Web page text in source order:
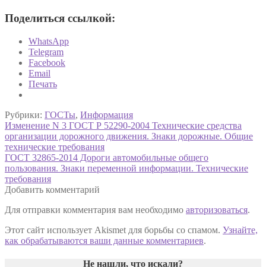
Поделиться ссылкой:
WhatsApp
Telegram
Facebook
Email
Печать
Рубрики: ГОСТы, Информация
Навигация
по
записям
Предыдущая
запись:
Изменение N 3 ГОСТ Р 52290-2004 Технические средства
организации дорожного движения. Знаки дорожные. Общие
технические требования
Следующая
запись:
ГОСТ 32865-2014 Дороги автомобильные общего
пользования. Знаки переменной информации. Технические
требования
Добавить комментарий
Для отправки комментария вам необходимо авторизоваться.
Этот сайт использует Akismet для борьбы со спамом. Узнайте,
как обрабатываются ваши данные комментариев.
Не нашли, что искали?